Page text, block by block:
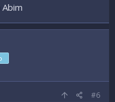
#6